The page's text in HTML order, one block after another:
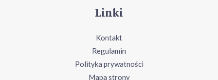
Linki
Kontakt
Regulamin
Polityka prywatności
Mapa strony